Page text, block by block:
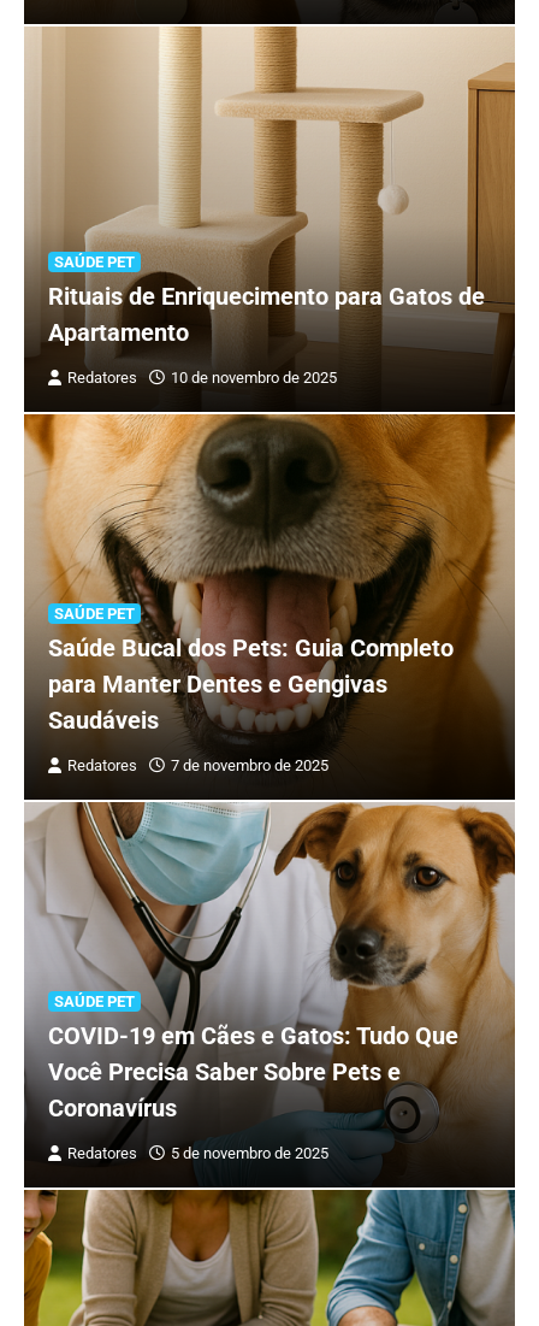
SAÚDE PET
Rituais de Enriquecimento para Gatos de
Apartamento
Redatores 10 de novembro de 2025
SAÚDE PET
Saúde Bucal dos Pets: Guia Completo
para Manter Dentes e Gengivas
Saudáveis
Redatores 7 de novembro de 2025
SAÚDE PET
COVID-19 em Cães e Gatos: Tudo Que
Você Precisa Saber Sobre Pets e
Coronavírus
Redatores 5 de novembro de 2025